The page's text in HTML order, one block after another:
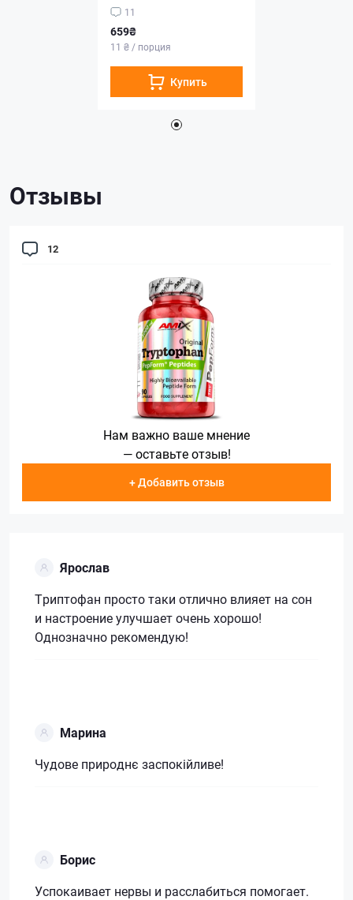
11
659₴
11 ₴ / порция
Купить
Отзывы
12
Нам важно ваше мнение
— оставьте отзыв!
+ Добавить отзыв
Ярослав
Триптофан просто таки отлично влияет на сон
и настроение улучшает очень хорошо!
Однозначно рекомендую!
Марина
Чудове природнє заспокійливе!
Борис
Успокаивает нервы и расслабиться помогает.